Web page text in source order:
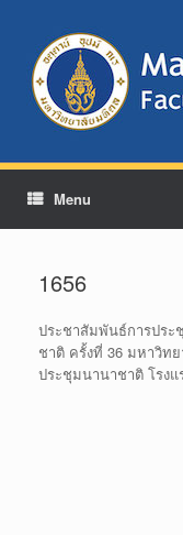
Menu
1656
ประชาสัมพันธ์การปร
ชาติ ครั้งที่ 36 มหาวิท
ประชุมนานาชาติ โรงแ